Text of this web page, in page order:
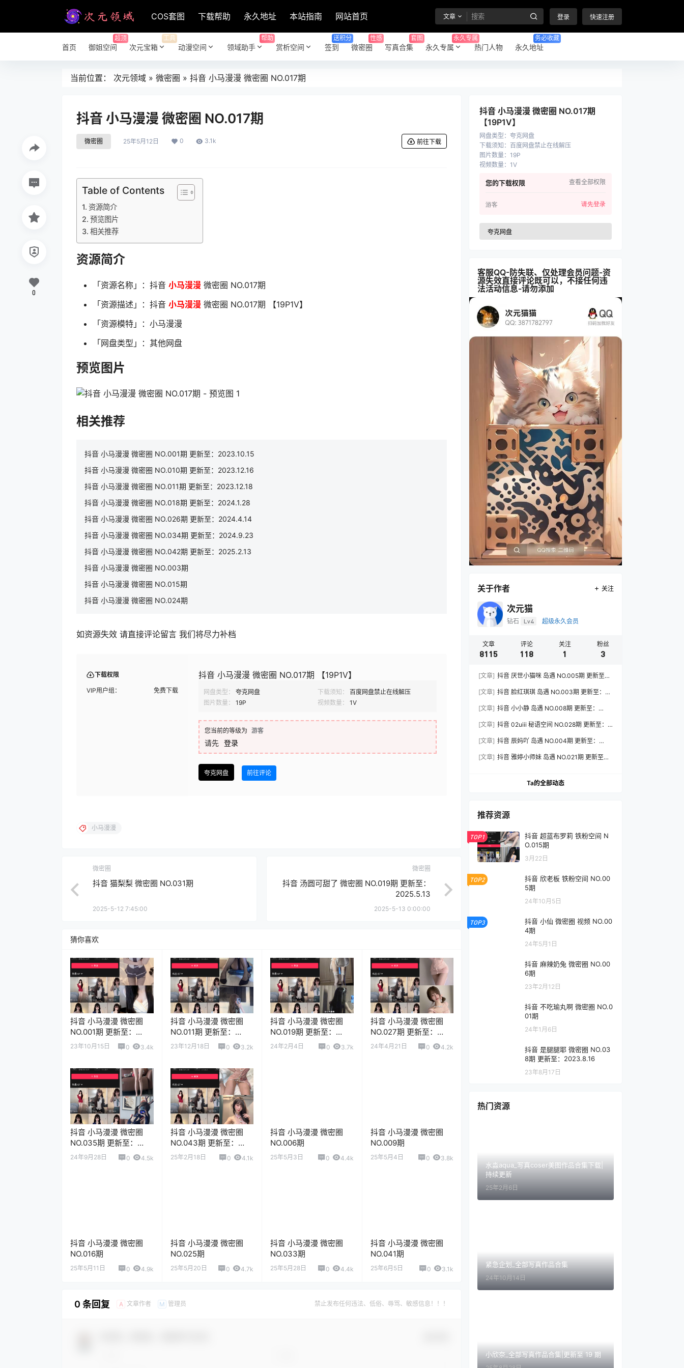
COS套图 下载帮助 永久地址 本站指南 网站首页 文章 登录 快速注册
首页 御姐空间
超顶
次元宝箱
工具
动漫空间 领域助手
帮助
赏析空间 签到
送积分
微密圈
性感
写真合集
套图
永久专属
永久专属
热门人物 永久地址
务必收藏
当前位置： 次元领域 » 微密圈 » 抖音 小马漫漫 微密圈 NO.017期
抖音 小马漫漫 微密圈 NO.017期
微密圈 25年5月12日 0 3.1k 前往下载
Table of Contents
资源简介
预览图片
相关推荐
资源简介
「资源名称」：抖音 小马漫漫 微密圈 NO.017期
「资源描述」：抖音 小马漫漫 微密圈 NO.017期 【19P1V】
「资源模特」：小马漫漫
「网盘类型」：其他网盘
预览图片
相关推荐
抖音 小马漫漫 微密圈 NO.001期 更新至：2023.10.15
抖音 小马漫漫 微密圈 NO.010期 更新至：2023.12.16
抖音 小马漫漫 微密圈 NO.011期 更新至：2023.12.18
抖音 小马漫漫 微密圈 NO.018期 更新至：2024.1.28
抖音 小马漫漫 微密圈 NO.026期 更新至：2024.4.14
抖音 小马漫漫 微密圈 NO.034期 更新至：2024.9.23
抖音 小马漫漫 微密圈 NO.042期 更新至：2025.2.13
抖音 小马漫漫 微密圈 NO.003期
抖音 小马漫漫 微密圈 NO.015期
抖音 小马漫漫 微密圈 NO.024期
如资源失效 请直接评论留言 我们将尽力补档
下载权限
VIP用户组： 免费下载
抖音 小马漫漫 微密圈 NO.017期 【19P1V】
网盘类型： 夸克网盘 下载须知：
百度网盘禁止在线解压
图片数量：
19P 视频数量： 1V
您当前的等级为 游客
请先 登录
夸克网盘 前往评论
0
小马漫漫
微密圈
抖音 猫梨梨 微密圈 NO.031期
2025-5-12 7:45:00
微密圈
抖音 汤圆可甜了 微密圈 NO.019期 更新至：
2025.5.13
2025-5-13 0:00:00
猜你喜欢
抖音 小马漫漫 微密圈
NO.001期 更新至：
2023.10.15
23年10月15日 0 3.4k
抖音 小马漫漫 微密圈
NO.011期 更新至：
2023.12.18
23年12月18日 0 3.2k
抖音 小马漫漫 微密圈
NO.019期 更新至：
2024.2.4
24年2月4日 0 3.7k
抖音 小马漫漫 微密圈
NO.027期 更新至：
2024.4.21
24年4月21日 0 4.2k
抖音 小马漫漫 微密圈
NO.035期 更新至：
2024.9.28
24年9月28日 0 4.5k
抖音 小马漫漫 微密圈
NO.043期 更新至：
2025.2.18
25年2月18日 0 4.1k
抖音 小马漫漫 微密圈
NO.006期
25年5月3日 0 4.4k
抖音 小马漫漫 微密圈
NO.009期
25年5月4日 0 3.8k
抖音 小马漫漫 微密圈
NO.016期
25年5月11日 0 4.9k
抖音 小马漫漫 微密圈
NO.025期
25年5月20日 0 4.7k
抖音 小马漫漫 微密圈
NO.033期
25年5月28日 0 4.4k
抖音 小马漫漫 微密圈
NO.041期
25年6月5日 0 3.1k
0 条回复 A 文章作者 M 管理员 禁止发布任何违法、低俗、辱骂、敏感信息！！！
抖音 小马漫漫 微密圈 NO.017期
【19P1V】
网盘类型 ： 夸克网盘
下载须知 ： 百度网盘禁止在线解压
图片数量： 19P
视频数量： 1V
您的下载权限 查看全部权限
游客 请先登录
夸克网盘
客服QQ-防失联、仅处理会员问题-资
源失效直接评论既可以，不接任何违
法活动信息-请勿添加
关于作者 关注
次元猫
钻石 Lv4 超级永久会员
文章
8115
评论
118
关注
1
粉丝
3
[文章] 抖音 厌世小猫咪 岛遇 NO.005期 更新至：
[文章] 抖音 脸红琪琪 岛遇 NO.003期 更新至：
[文章] 抖音 小小静 岛遇 NO.008期 更新至：
[文章] 抖音 02uiii 秘语空间 NO.028期 更新至：
[文章] 抖音 辰妈吖 岛遇 NO.004期 更新至：
[文章] 抖音 雅婷小师妹 岛遇 NO.021期 更新至：
Ta的全部动态
推荐资源
TOP1
抖音 超蓝布罗莉 铁粉空间 N
O.015期
3月22日
TOP2
抖音 欣老板 铁粉空间 NO.00
5期
24年10月5日
TOP3
抖音 小仙 微密圈 视频 NO.00
4期
24年5月1日
抖音 麻辣奶兔 微密圈 NO.00
6期
23年2月12日
抖音 不吃瑜丸啊 微密圈 NO.0
01期
24年1月6日
抖音 是腿腿耶 微密圈 NO.03
8期 更新至：2023.8.16
23年8月17日
热门资源
水淼aqua_写真coser美图作品合集下载|
持续更新
25年2月6日
紧急企划_全部写真作品合集
24年10月14日
小欣奈_全部写真作品合集|更新至 19 期